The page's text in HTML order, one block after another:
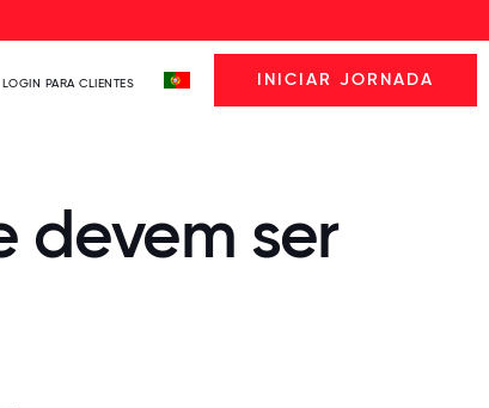
LOGIN PARA CLIENTES INICIAR JORNADA
devem ser